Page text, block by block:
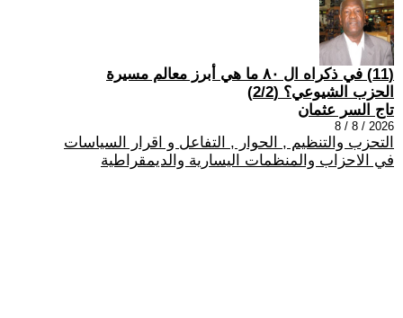
(11) في ذكراه ال ٨٠ ما هي أبرز معالم مسيرة
الحزب الشيوعي؟ (2/2)
تاج السر عثمان
2026 / 8 / 8
التحزب والتنظيم , الحوار , التفاعل و اقرار السياسات
في الاحزاب والمنظمات اليسارية والديمقراطية